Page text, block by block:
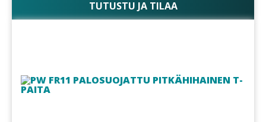
TUTUSTU JA TILAA